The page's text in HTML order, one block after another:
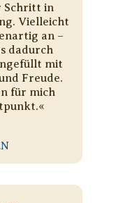
Schritt in
Vielleicht
an –
dadurch
mit
Freude.
für mich